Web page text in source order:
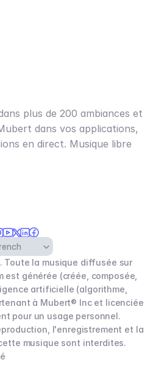
plus de 200 ambiances et
dans vos applications,
en direct. Musique libre
Toute la musique diffusée sur
est générée (créée, composée,
artificielle (algorithme,
à Mubert® Inc et licenciée
pour un usage personnel.
l'enregistrement et la
musique sont interdites.